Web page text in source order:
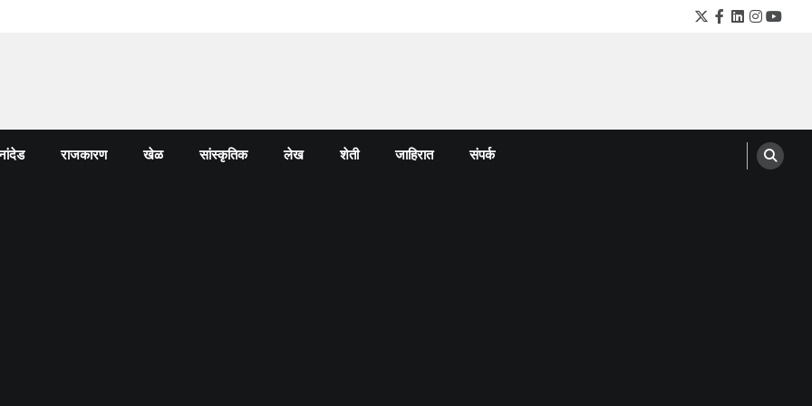
Twitter
Facebook
LinkedIn
राजकारण खेळ सांस्कृतिक लेख शेती जाहिरात संपर्क